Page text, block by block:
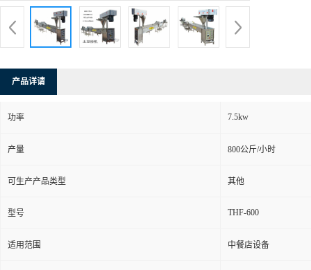
产品详请
功率 7.5kw
产量 800公斤/小时
可生产产品类型 其他
型号 THF-600
适用范围 中餐店设备